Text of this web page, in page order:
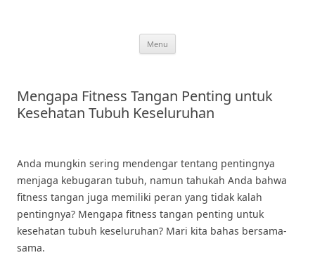
Menu
Mengapa Fitness Tangan Penting untuk
Kesehatan Tubuh Keseluruhan
Anda mungkin sering mendengar tentang pentingnya
menjaga kebugaran tubuh, namun tahukah Anda bahwa
fitness tangan juga memiliki peran yang tidak kalah
pentingnya? Mengapa fitness tangan penting untuk
kesehatan tubuh keseluruhan? Mari kita bahas bersama-
sama.